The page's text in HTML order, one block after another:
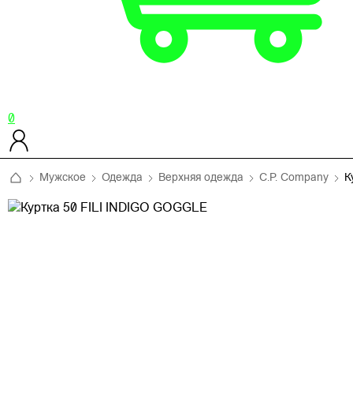
0
Мужское Одежда Верхняя одежда C.P. Company